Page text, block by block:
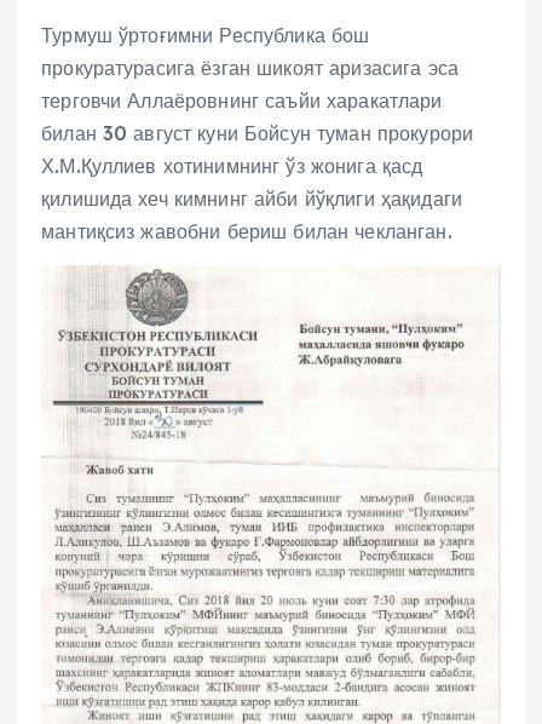
Турмуш ўртоғимни Республика бош
прокуратурасига ёзган шикоят аризасига эса
терговчи Аллаёровнинг саъйи харакатлари
билан 30 август куни Бойсун туман прокурори
Х.М.Қуллиев хотинимнинг ўз жонига қасд
қилишида хеч кимнинг айби йўқлиги ҳақидаги
мантиқсиз жавобни бериш билан чекланган.